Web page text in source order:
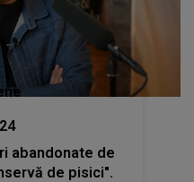
abandonate de
de pisici".